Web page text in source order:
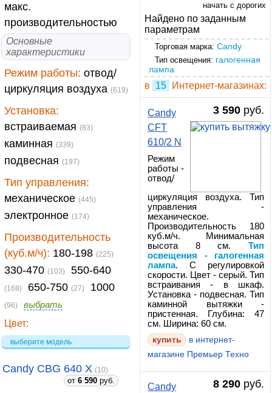
макс.
производительностью
Основные
характеристики
Режим работы: отвод/
циркуляция воздуха (619)
Установка:
встраиваемая (83)
каминная (339)
подвесная (197)
Тип управления:
механическое (445)
электронное (174)
Производительность
(куб.м/ч): 180-198 (225)
330-470 (103) 550-640
(168) 650-750 (27) 1000
(96)
выбрать
Цвет:
выберите модель
Candy CBG 640 X (10)
от 6 590 руб.
начать с дорогих
Найдено по заданным
параметрам
Торговая марка: Candy
Тип освещения: галогенная
лампа
в 15 Интернет-магазинах:
3 590 руб.
Candy
CFT
610/2 N
Режим
работы -
отвод/
циркуляция воздуха. Тип
управления -
механическое.
Производительность 180
куб.м/ч. Минимальная
высота 8 см.Тип
освещения - галогенная
лампа. С регулировкой
скорости. Цвет - серый. Тип
встраивания - в шкаф.
Установка - подвесная. Тип
каминной вытяжки -
пристенная. Глубина: 47
см. Ширина: 60 см.
купить
в интернет-
магазине Премьер Техно
8 290 руб.
Candy